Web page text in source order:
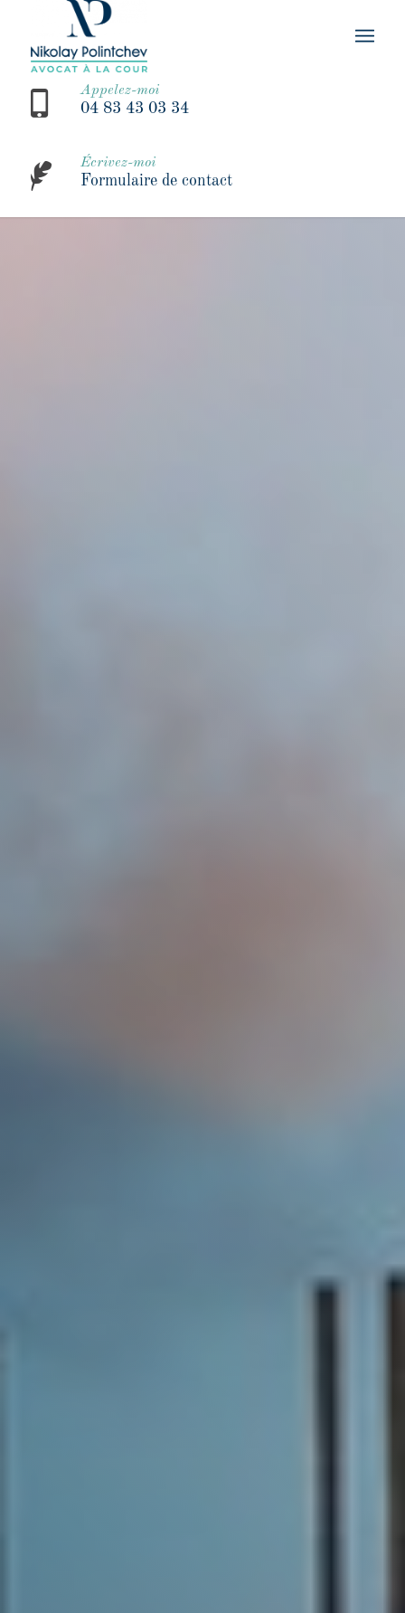
Appelez-moi
04 83 43 03 34
Écrivez-moi
Formulaire de contact